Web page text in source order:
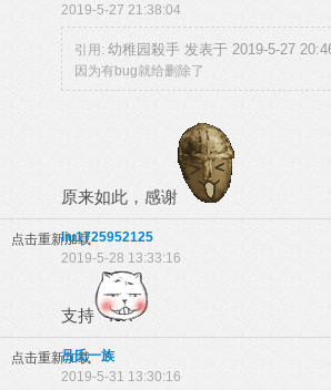
2019-5-27 21:38:04
引用: 幼稚园殺手 发表于 2019-5-27
因为有bug就给删除了
原来如此，感谢
点击重新加载liu1725952125
2019-5-28 13:33:16
支持
点击重新加载
吕氏一族
2019-5-31 13:30:16